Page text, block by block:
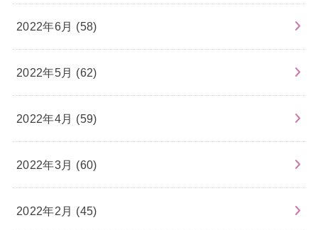
2022年6月 (58)
2022年5月 (62)
2022年4月 (59)
2022年3月 (60)
2022年2月 (45)